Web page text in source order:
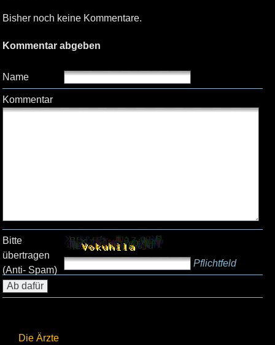
Die Ärzte
Bisher noch keine Kommentare.
Kommentar abgeben
Name
Kommentar
Bitte
übertragen
(Anti- Spam)
Pflichtfeld